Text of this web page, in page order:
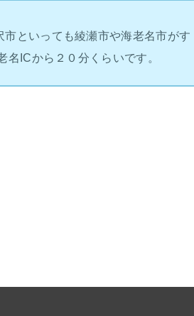
といっても綾瀬市や海老名市がす
ICから２０分くらいです。